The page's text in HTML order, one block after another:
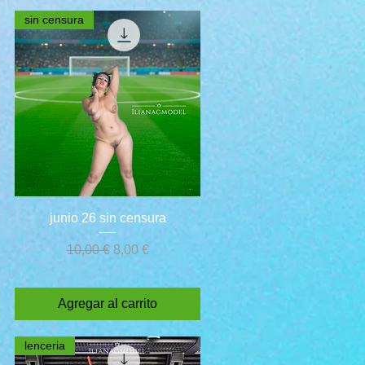
Vista rápida
sin censura
junio 26 sin censura
Precio
10,00 € Precio de oferta
8,00 €
Agregar al carrito
lenceria